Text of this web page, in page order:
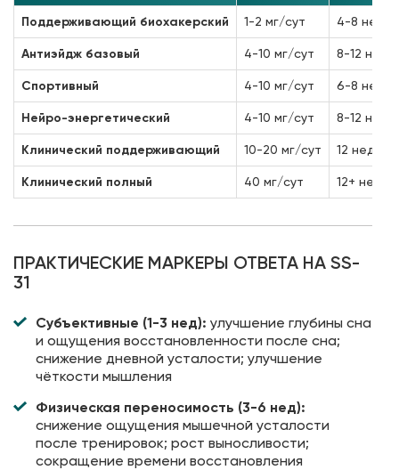
Поддерживающий биохакерский 1-2 мг/сут 4-8 нед
Антиэйдж базовый 4-10 мг/сут 8-12 нед
Спортивный 4-10 мг/сут 6-8 нед
Нейро-энергетический 4-10 мг/сут 8-12 нед
Клинический поддерживающий 10-20 мг/сут 12 нед
Клинический полный 40 мг/сут 12+ нед
ПРАКТИЧЕСКИЕ МАРКЕРЫ ОТВЕТА НА SS-
31
Субъективные (1-3 нед): улучшение глубины сна
и ощущения восстановленности после сна;
снижение дневной усталости; улучшение
чёткости мышления
Физическая переносимость (3-6 нед):
снижение ощущения мышечной усталости
после тренировок; рост выносливости;
сокращение времени восстановления